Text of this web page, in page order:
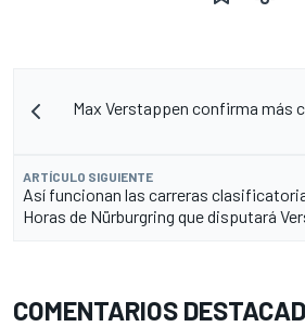
Max Verstappen confirma más
ARTÍCULO SIGUIENTE
Así funcionan las carreras
Horas de Nürburgring que disputará
COMENTARIOS